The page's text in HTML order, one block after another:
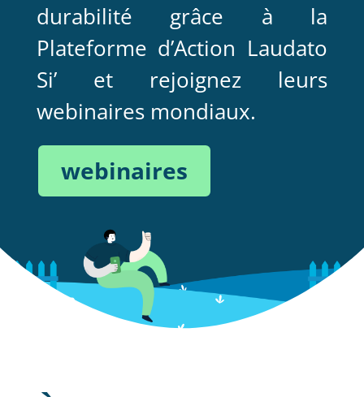
durabilité grâce à la
Plateforme d’Action Laudato
Si’ et rejoignez leurs
webinaires mondiaux.
webinaires